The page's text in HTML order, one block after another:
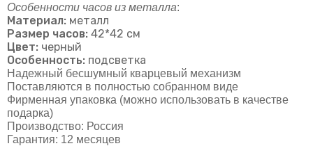
Особенности часов из металла:
Материал: металл
Размер часов: 42*42 см
Цвет: черный
Особенность: подсветка
Надежный бесшумный кварцевый механизм
Поставляются в полностью собранном виде
Фирменная упаковка (можно использовать в качестве
подарка)
Производство: Россия
Гарантия: 12 месяцев